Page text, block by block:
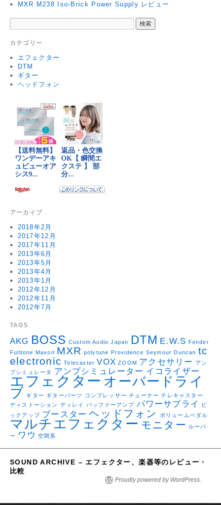
MXR M238 Iso-Brick Power Supply レビュー
カテゴリー
エフェクター
DTM
ギター
ヘッドフォン
アーカイブ
2018年2月
2017年12月
2017年11月
2013年6月
2013年5月
2013年4月
2013年1月
2012年12月
2012年11月
2012年7月
TAGS
AKG BOSS Custom Audio Japan DTM E.W.S
Fender
Fulltone Maxon MXR polytune Providence Seymour Duncan tc
electronic Telecaster VOX ZOOM アクセサリー
アン
プシミュレータ
アンプシミュレーター イコライザー
エフェクター オーバードライ
ブ ギター ギターパーツ コンプレッサー チューナー テレキャスター
ディストーション ディレイ バッファーアンプ パワーサプライ
ピ
ックアップ ブースター ヘッドフォン ボリュームペダル
マルチエフェクター モニター ルーパ
ー
ワウ 空間系
SOUND ARCHIVE – エフェクター、楽器等のレビュー・
比較
Proudly powered by WordPress.